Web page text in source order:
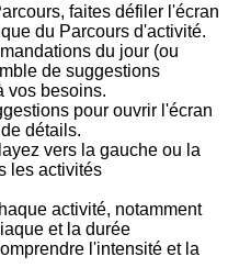
, faites défiler l'écran
du Parcours d'activité.
du jour (ou
de suggestions
vos besoins.
pour ouvrir l'écran
détails.
vers la gauche ou la
les activités
activité, notamment
et la durée
l'intensité et la